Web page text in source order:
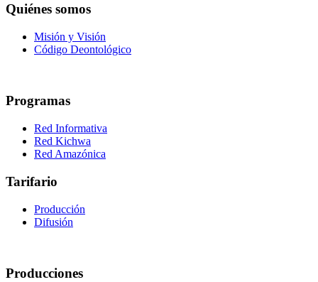
Quiénes somos
Misión y Visión
Código Deontológico
Programas
Red Informativa
Red Kichwa
Red Amazónica
Tarifario
Producción
Difusión
Producciones